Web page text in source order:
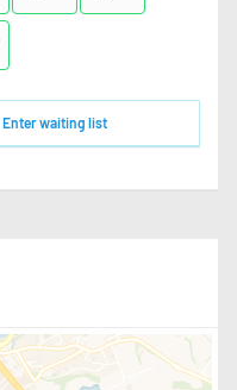
Enter waiting list